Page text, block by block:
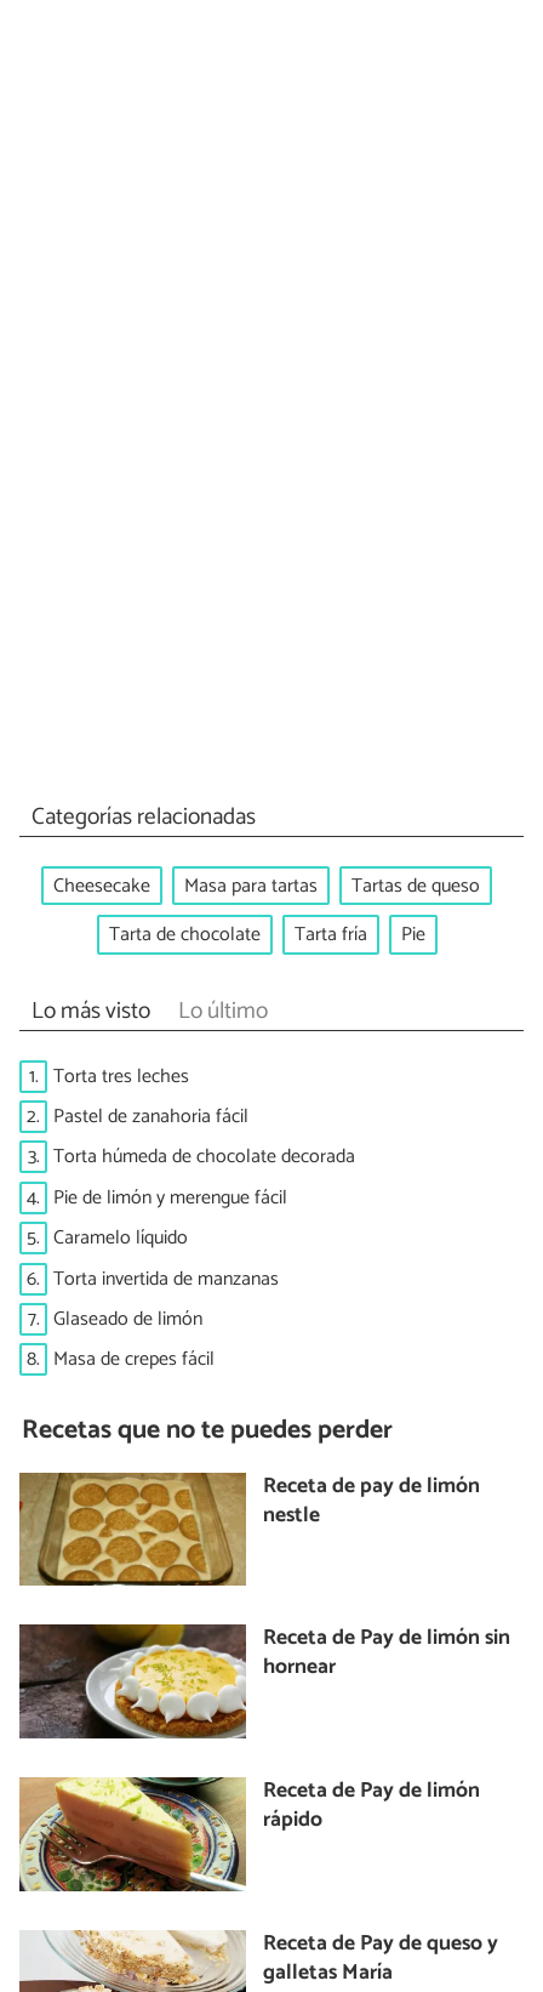
Categorías relacionadas
Cheesecake Masa para tartas
Tartas de queso
Tarta de chocolate
Tarta fría Pie
Lo más visto Lo último
1. Torta tres leches
2. Pastel de zanahoria fácil
3. Torta húmeda de chocolate decorada
4. Pie de limón y merengue fácil
5. Caramelo líquido
6. Torta invertida de manzanas
7. Glaseado de limón
8. Masa de crepes fácil
Recetas que no te puedes perder
Receta de pay de limón
nestle
Receta de Pay de limón sin
hornear
Receta de Pay de limón
rápido
Receta de Pay de queso y
galletas María